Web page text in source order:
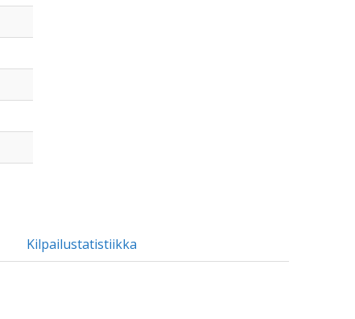
Kilpailustatistiikka